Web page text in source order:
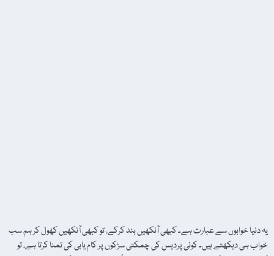
یہ دنیا خوابوں سے عبارت ہے۔ کبھی آنکھیں بند کرکے، تو کبھی آنکھیں کھول کر ہم سب
خواب ہی دیکھتے ہیں۔ کوئی پردیس کی چمکتی سڑکوں پر کام یابی کی تمنا کرتا ہے، تو